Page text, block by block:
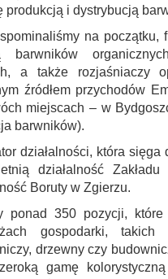
i dystrybucją
na początku,
a także rozjaśniaczy
źródłem przychodów
miejscach – w
barwników).
działalności, która sięga
działalność Zakładu
Boruty w Zgierzu.
ponad 350 pozycji,
gospodarki, takich
drzewny czy
gamę